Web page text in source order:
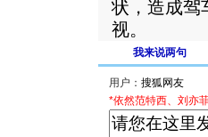
状，造成驾
视。
我来说两句
用户：
*依然范特西、刘亦